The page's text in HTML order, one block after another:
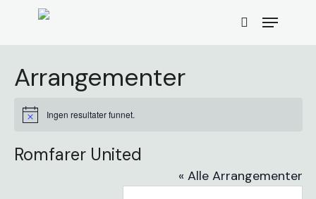
content
search
Menu
Arrangementer
MerknadIngen resultater funnet.
Romfarer United
« Alle Arrangementer